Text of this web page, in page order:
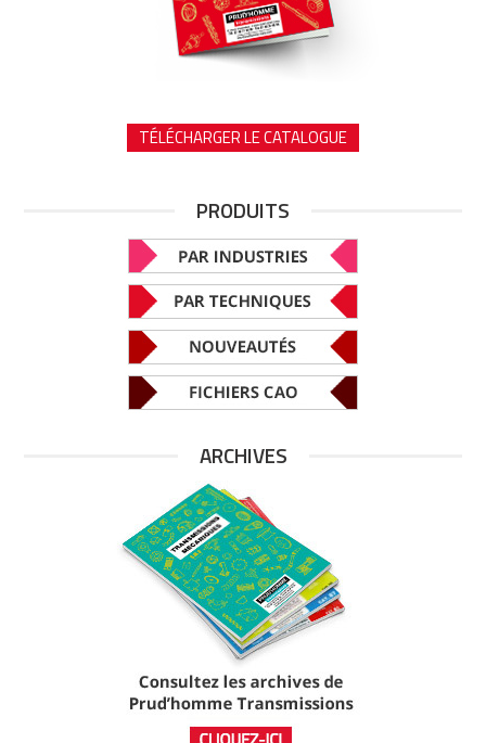
TÉLÉCHARGER LE CATALOGUE
PRODUITS
ARCHIVES